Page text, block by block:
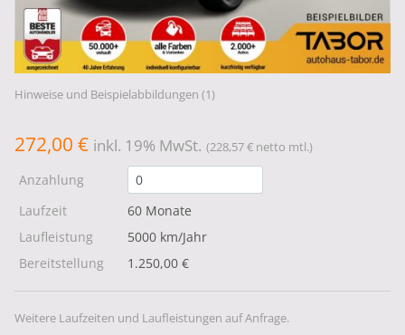
Hinweise und Beispielabbildungen (1)
272,00 € inkl. 19% MwSt. (228,57 € netto mtl.)
Anzahlung
Laufzeit
60 Monate
Laufleistung
5000 km/Jahr
Bereitstellung
1.250,00 €
Weitere Laufzeiten und Laufleistungen auf Anfrage.